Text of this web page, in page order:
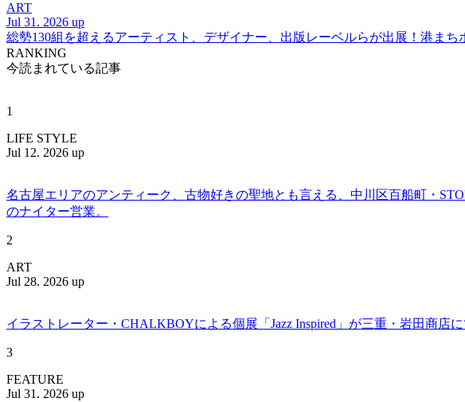
ART
Jul 31. 2026 up
総勢130組を超えるアーティスト、デザイナー、出版レーベルらが出展！港ま
RANKING
今読まれている記事
1
LIFE STYLE
Jul 12. 2026 up
名古屋エリアのアンティーク、古物好きの聖地とも言える、中川区百船町・
のナイター営業。
2
ART
Jul 28. 2026 up
イラストレーター・CHALKBOYによる個展「Jazz Inspired」が三重・岩田商店
3
FEATURE
Jul 31. 2026 up